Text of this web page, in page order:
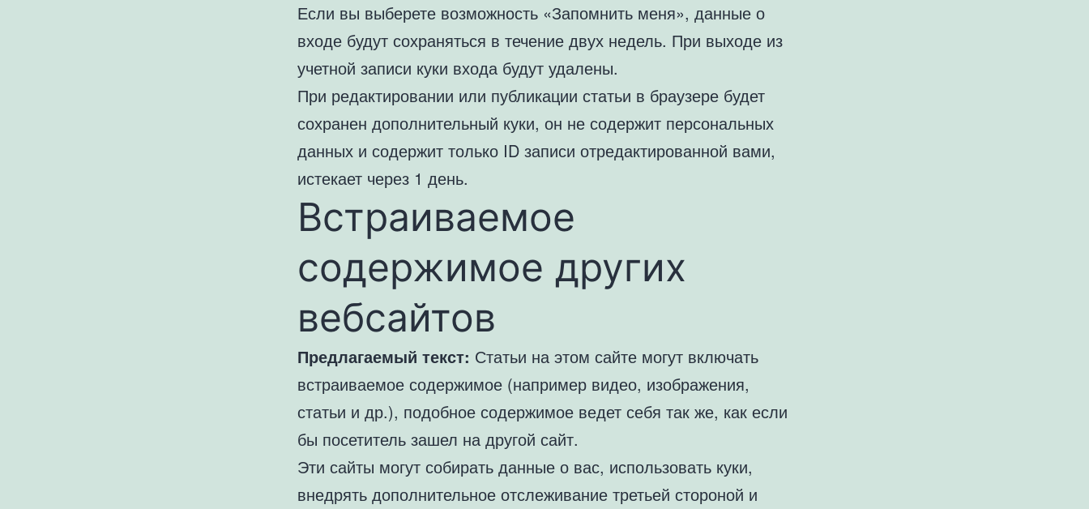
Если вы выберете возможность «Запомнить меня», данные о
входе будут сохраняться в течение двух недель. При выходе из
учетной записи куки входа будут удалены.
При редактировании или публикации статьи в браузере будет
сохранен дополнительный куки, он не содержит персональных
данных и содержит только ID записи отредактированной вами,
истекает через 1 день.
Встраиваемое
содержимое других
вебсайтов
Предлагаемый текст: Статьи на этом сайте могут включать
встраиваемое содержимое (например видео, изображения,
статьи и др.), подобное содержимое ведет себя так же, как если
бы посетитель зашел на другой сайт.
Эти сайты могут собирать данные о вас, использовать куки,
внедрять дополнительное отслеживание третьей стороной и